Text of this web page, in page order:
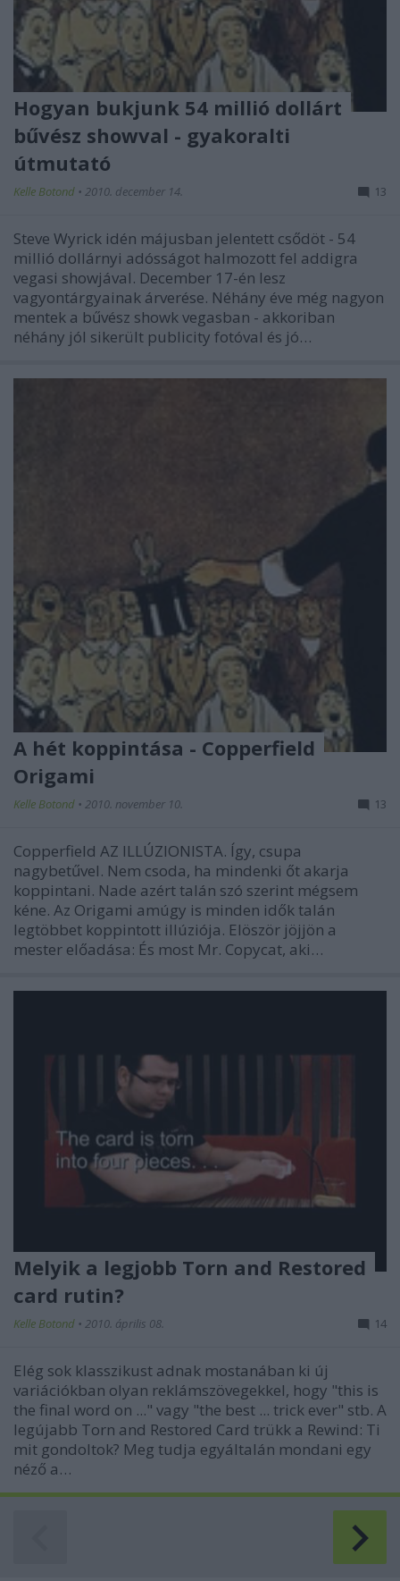
Hogyan bukjunk 54 millió dollárt
bűvész showval - gyakoralti
útmutató
Kelle Botond • 2010. december 14. 13
Steve Wyrick idén májusban jelentett csődöt - 54
millió dollárnyi adósságot halmozott fel addigra
vegasi showjával. December 17-én lesz
vagyontárgyainak árverése. Néhány éve még nagyon
mentek a bűvész showk vegasban - akkoriban
néhány jól sikerült publicity fotóval és jó…
A hét koppintása - Copperfield
Origami
Kelle Botond • 2010. november 10. 13
Copperfield AZ ILLÚZIONISTA. Így, csupa
nagybetűvel. Nem csoda, ha mindenki őt akarja
koppintani. Nade azért talán szó szerint mégsem
kéne. Az Origami amúgy is minden idők talán
legtöbbet koppintott illúziója. Elöször jöjjön a
mester előadása: És most Mr. Copycat, aki…
Melyik a legjobb Torn and Restored
card rutin?
Kelle Botond • 2010. április 08. 14
Elég sok klasszikust adnak mostanában ki új
variációkban olyan reklámszövegekkel, hogy "this is
the final word on ..." vagy "the best ... trick ever" stb. A
legújabb Torn and Restored Card trükk a Rewind: Ti
mit gondoltok? Meg tudja egyáltalán mondani egy
néző a…